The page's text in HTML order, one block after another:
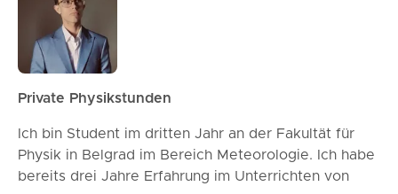
Private Physikstunden
Ich bin Student im dritten Jahr an der Fakultät für
Physik in Belgrad im Bereich Meteorologie. Ich habe
bereits drei Jahre Erfahrung im Unterrichten von